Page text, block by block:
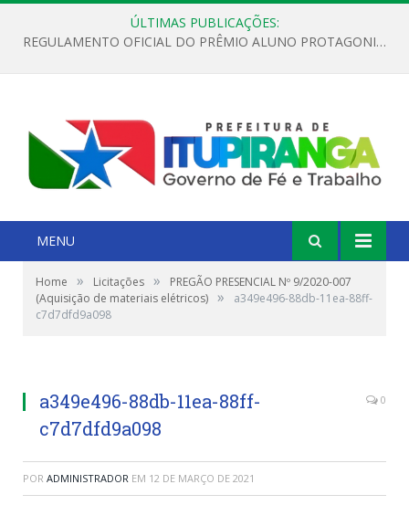
ÚLTIMAS PUBLICAÇÕES:
REGULAMENTO OFICIAL DO PRÊMIO ALUNO PROTAGONISTA – EDIÇÃO 2026
MENU
Home » Licitações »
PREGÃO PRESENCIAL Nº 9/2020-007
(Aquisição de materiais elétricos) »
a349e496-88db-11ea-88ff-
c7d7dfd9a098
a349e496-88db-11ea-88ff-
c7d7dfd9a098
0
POR ADMINISTRADOR EM 12 DE MARÇO DE 2021